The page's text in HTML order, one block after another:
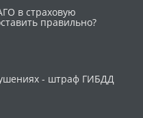
в страховую
правильно?
- штраф ГИБДД